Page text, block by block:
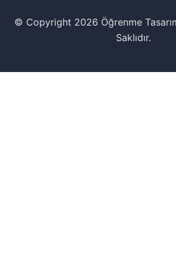
© Copyright 2026 Öğrenme
Saklıdır.